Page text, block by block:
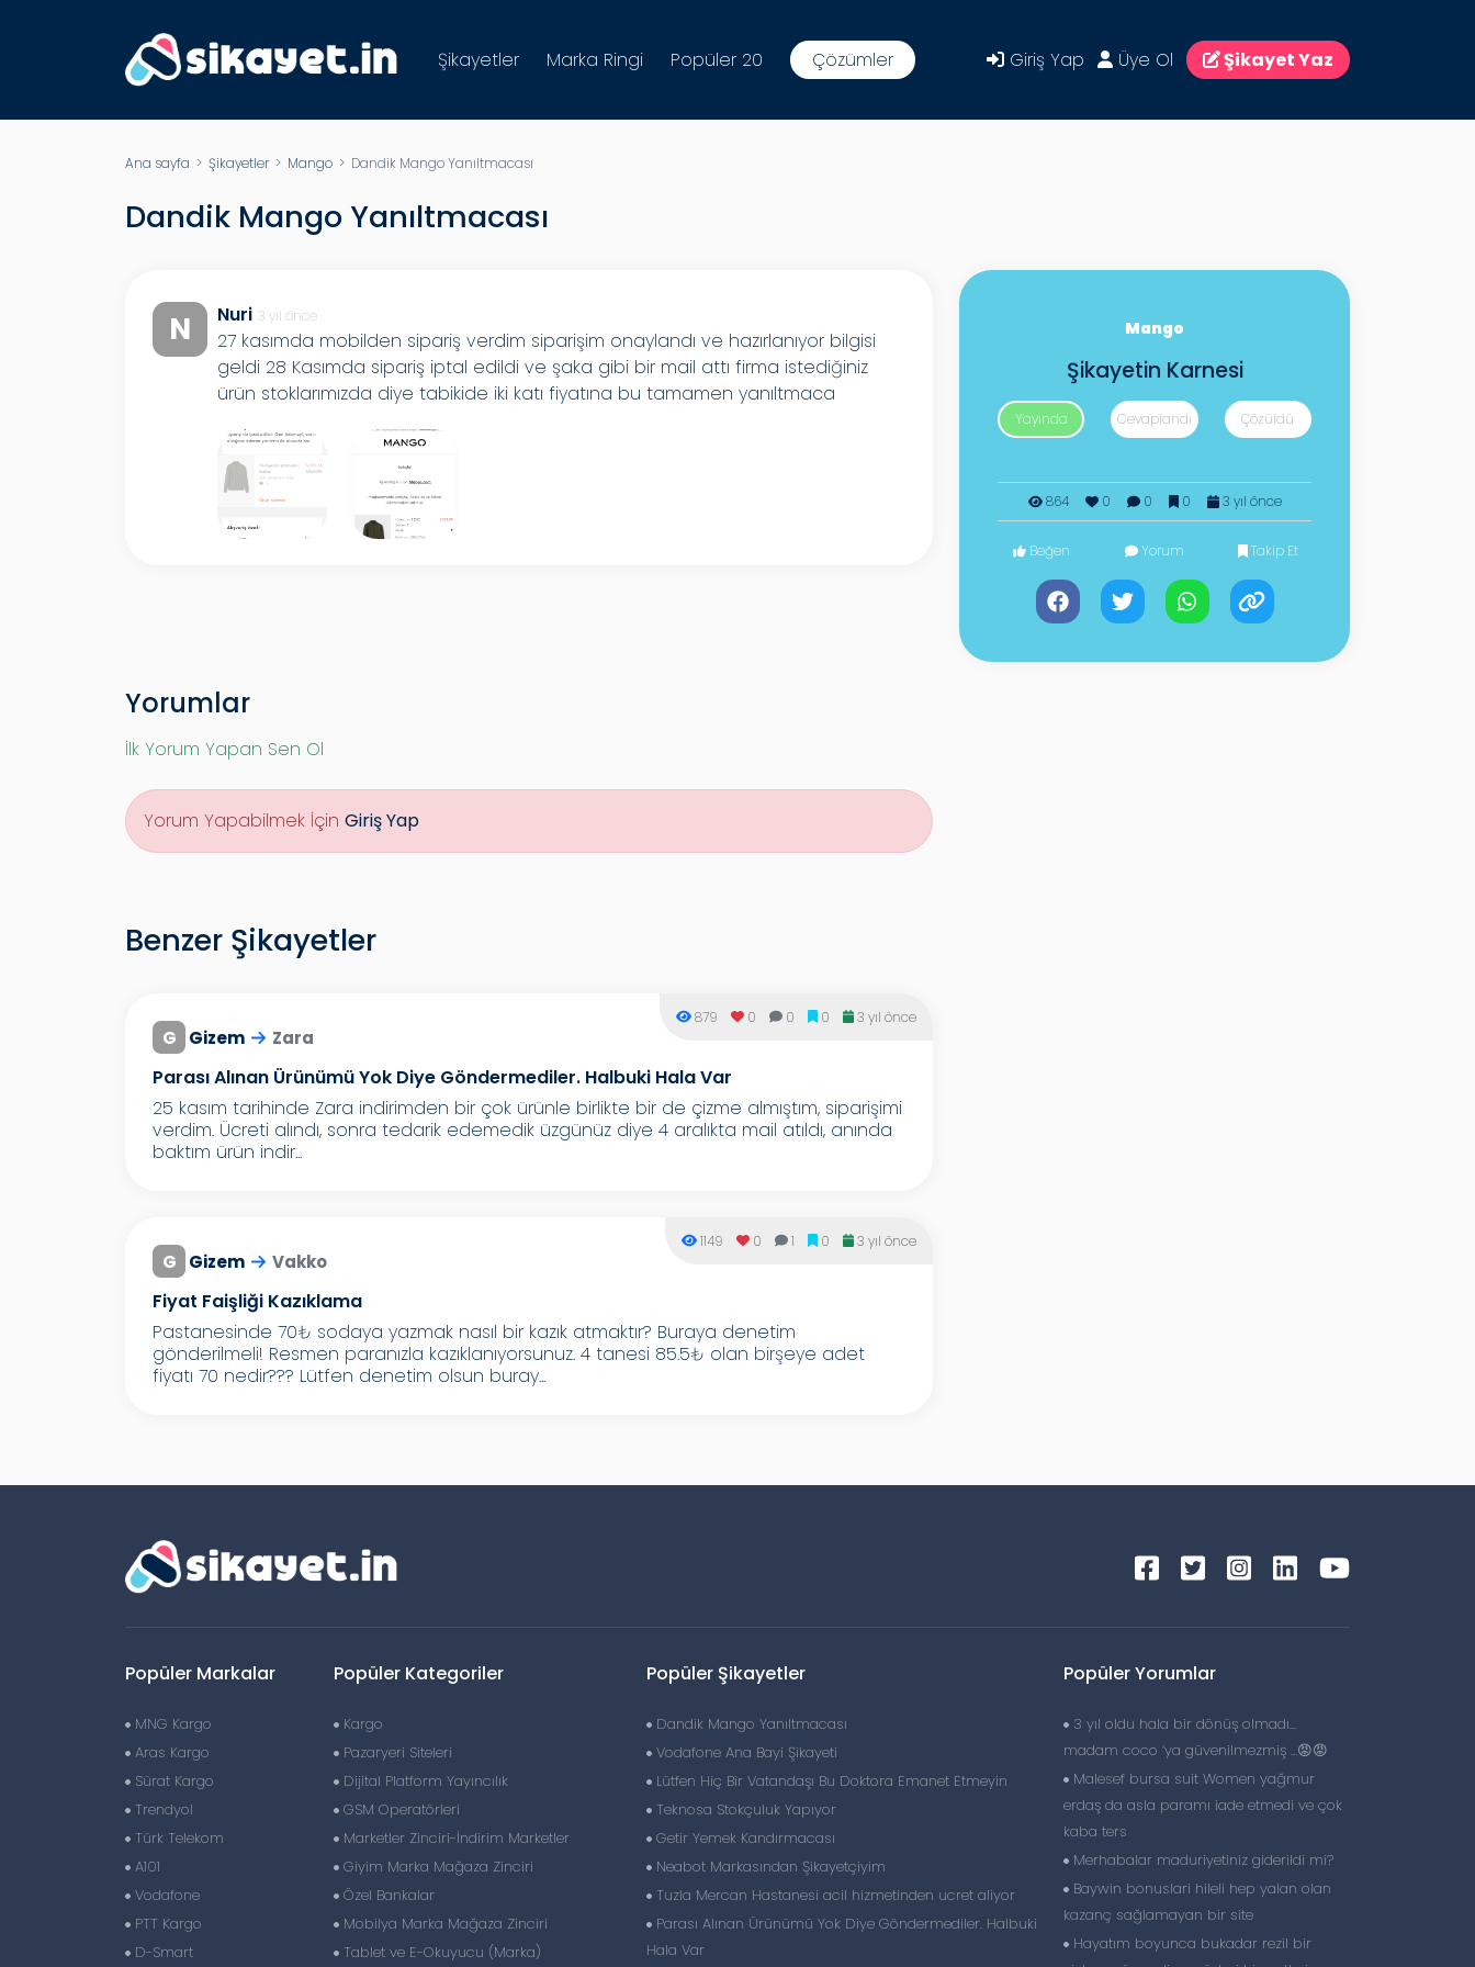
Şikayetler Marka Ringi Popüler 20 Çözümler Giriş Yap Üye Ol Şikayet Yaz
Ana sayfa > Şikayetler> Mango > Dandik Mango Yanıltmacası
Dandik Mango Yanıltmacası
N Nuri 3 yıl önce
27 kasımda mobilden sipariş verdim siparişim onaylandı ve hazırlanıyor bilgisi
geldi 28 Kasımda sipariş iptal edildi ve şaka gibi bir mail attı firma istediğiniz
ürün stoklarımızda diye tabikide iki katı fiyatına bu tamamen yanıltmaca
Mango
Şikayetin Karnesi
Yayında Cevaplandı Çözüldü
864 0 0 0 3 yıl önce
Beğen Yorum Takip Et
Yorumlar
İlk Yorum Yapan Sen Ol
Yorum Yapabilmek İçin Giriş Yap
Benzer Şikayetler
G Gizem Zara
Parası Alınan Ürünümü Yok Diye Göndermediler. Halbuki Hala Var
879 0 0 0 3 yıl önce
25 kasım tarihinde Zara indirimden bir çok ürünle birlikte bir de çizme almıştım, siparişimi
verdim. Ücreti alındı, sonra tedarik edemedik üzgünüz diye 4 aralıkta mail atıldı, anında
baktım ürün indir...
G Gizem Vakko
Fiyat Faişliği Kazıklama
1149 0 1 0 3 yıl önce
Pastanesinde 70₺ sodaya yazmak nasıl bir kazık atmaktır? Buraya denetim
gönderilmeli! Resmen paranızla kazıklanıyorsunuz. 4 tanesi 85.5₺ olan birşeye adet
fiyatı 70 nedir??? Lütfen denetim olsun buray...
Popüler Markalar
MNG Kargo
Aras Kargo
Sürat Kargo
Trendyol
Türk Telekom
A101
Vodafone
PTT Kargo
D-Smart
Popüler Kategoriler
Kargo
Pazaryeri Siteleri
Dijital Platform Yayıncılık
GSM Operatörleri
Marketler Zinciri-İndirim Marketler
Giyim Marka Mağaza Zinciri
Özel Bankalar
Mobilya Marka Mağaza Zinciri
Tablet ve E-Okuyucu (Marka)
Popüler Şikayetler
Dandik Mango Yanıltmacası
Vodafone Ana Bayi Şikayeti
Lütfen Hiç Bir Vatandaşı Bu Doktora Emanet Etmeyin
Teknosa Stokçuluk Yapıyor
Getir Yemek Kandırmacası
Neabot Markasından Şikayetçiyim
Tuzla Mercan Hastanesi acil hizmetinden ucret aliyor
Parası Alınan Ürünümü Yok Diye Göndermediler. Halbuki
Hala Var
Popüler Yorumlar
3 yıl oldu hala bir dönüş olmadı…
madam coco ‘ya güvenilmezmiş …😡😡
Malesef bursa suit Women yağmur
erdaş da asla paramı iade etmedi ve çok
kaba ters
Merhabalar maduriyetiniz giderildi mi?
Baywin bonuslari hileli hep yalan olan
kazanç sağlamayan bir site
Hayatım boyunca bukadar rezil bir